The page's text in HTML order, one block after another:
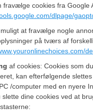
fravælge cookies fra Google
dlpage/
at fravælge nogle
på tværs af
af cookies: Cookies som
kan efterfølgende
/computer med en nyere
slette dine cookies ved at